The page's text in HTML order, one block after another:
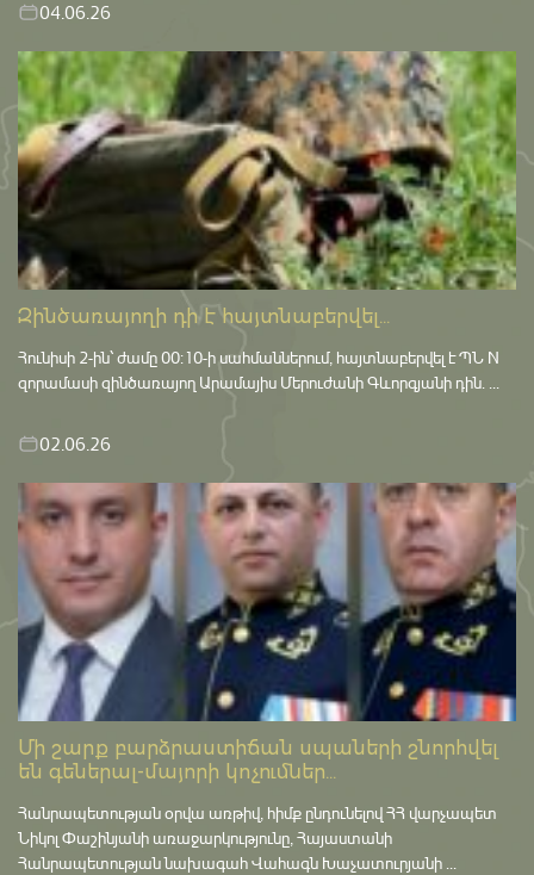
04.06.26
Զինծառայողի դի է հայտնաբերվել...
Հունիսի 2-ին՝ ժամը 00:10-ի սահմաններում, հայտնաբերվել է ՊՆ N
զորամասի զինծառայող Արամայիս Մերուժանի Գևորգյանի դին. ...
02.06.26
Մի շարք բարձրաստիճան սպաների շնորհվել
են գեներալ-մայորի կոչումներ...
Հանրապետության օրվա առթիվ, հիմք ընդունելով ՀՀ վարչապետ
Նիկոլ Փաշինյանի առաջարկությունը, Հայաստանի
Հանրապետության նախագահ Վահագն Խաչատուրյանի ...